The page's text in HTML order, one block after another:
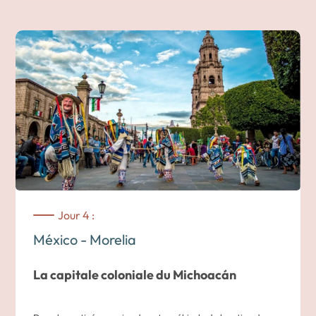
Trotski, aujourd’hui musée consacré à son exil.
Dans l’après-midi, découvrez leMusée National
d’Anthropologie, l’un des plus riches du continent. Ses salles
présentent les principales civilisations précolombiennes et
mettent en lumière la diversité des peuples qui ont façonné
le Mexique jusqu’à aujourd’hui.
Cette étape complète l’immersion dans la capitale avant de
poursuivre la route vers lesvilles coloniales du Mexique.
Nuit dans un hôtel au cœur de la ville.
Jour 4 :
México - Morelia
La capitale coloniale du Michoacán